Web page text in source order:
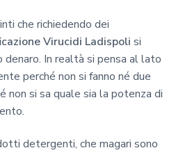
che richiedendo dei
Virucidi Ladispoli si
In realtà si pensa al lato
perché non si fanno né due
non si sa quale sia la potenza di
detergenti, che magari sono